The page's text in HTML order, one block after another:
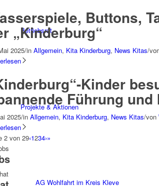
Betriebsrat
Projekte & Aktionen
AG Wohlfahrt im Kreis Kleve
Buttons,
„Kinderburg“
2025/in Allgemein, Kita Kinderburg, News Kitas/
Kinder
Führung
2025/in Allgemein, Kita Kinderburg, News Kitas/von
2 von 29‹1234›»